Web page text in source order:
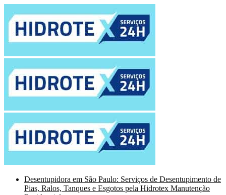
Desentupidora em São Paulo: Serviços de Desentupimento de
Pias, Ralos, Tanques e Esgotos pela Hidrotex Manutenção